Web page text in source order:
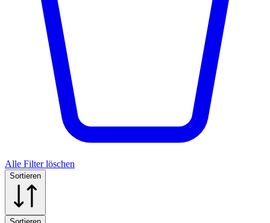
Alle Filter löschen
Sortieren